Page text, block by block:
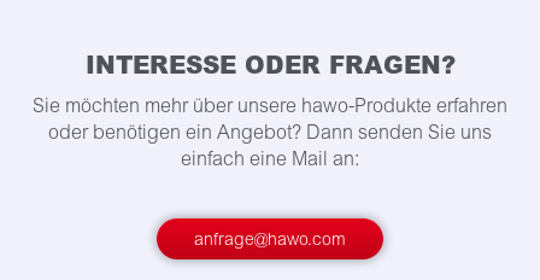
INTERESSE ODER FRAGEN?
Sie möchten mehr über unsere hawo-Produkte erfahren
oder benötigen ein Angebot? Dann senden Sie uns
einfach eine Mail an:
anfrage@hawo.com